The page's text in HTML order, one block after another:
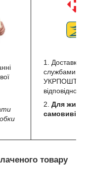
Доставка
службами
УКРПОШТА
відповідно
Для
самовивіз.
товару